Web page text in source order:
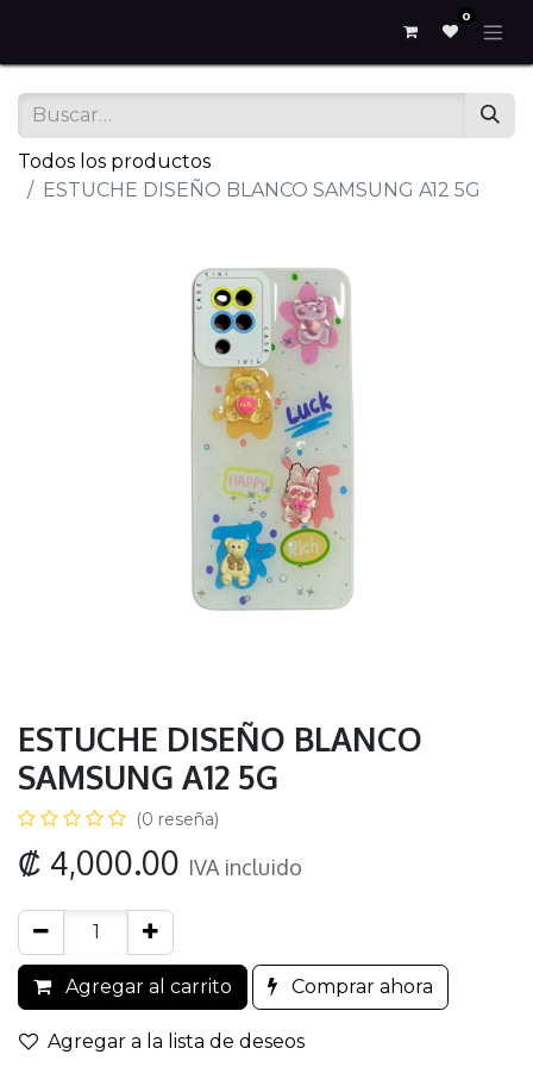
0
Todos los productos
ESTUCHE DISEÑO BLANCO SAMSUNG A12 5G
ESTUCHE DISEÑO BLANCO
SAMSUNG A12 5G
(0 reseña)
₡ 4,000.00 IVA incluido
Agregar al carrito Comprar ahora
Agregar a la lista de deseos